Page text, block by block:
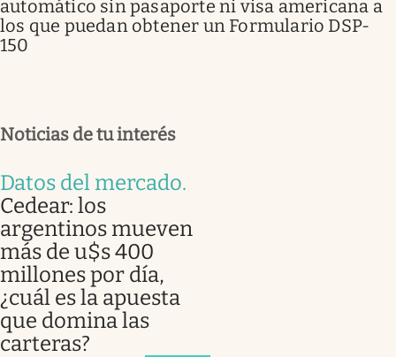
automático sin pasaporte ni visa americana a
los que puedan obtener un Formulario DSP-
150
Noticias de tu interés
Datos del mercado.
Cedear: los
argentinos mueven
más de u$s 400
millones por día,
¿cuál es la apuesta
que domina las
carteras?